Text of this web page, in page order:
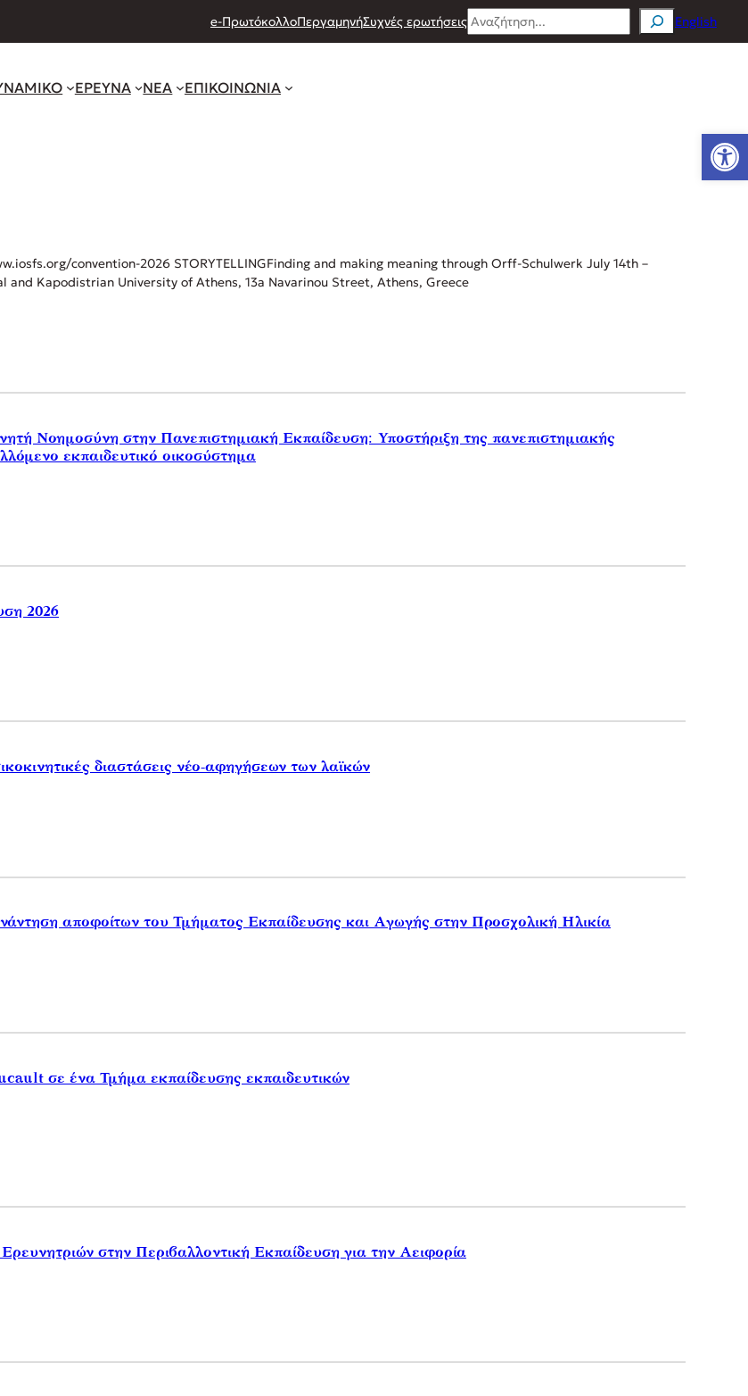
e-ΠρωτόκολλοΠεργαμηνήΣυχνές ερωτήσειςSearch English
ΕΡΕΥΝΑ ΝΕΑ ΕΠΙΚΟΙΝΩΝΙΑ
convention-2026 STORYTELLINGFinding and making meaning through Orff-Schulwerk July 14th –
Kapodistrian University of Athens, 13a Navarinou Street, Athens, Greece
Νοημοσύνη στην Πανεπιστημιακή Εκπαίδευση: Υποστήριξη της πανεπιστημιακής
εκπαιδευτικό οικοσύστημα
2026
διαστάσεις νέο-αφηγήσεων των λαϊκών
αποφοίτων του Τμήματος Εκπαίδευσης και Αγωγής στην Προσχολική Ηλικία
σε ένα Τμήμα εκπαίδευσης εκπαιδευτικών
στην Περιβαλλοντική Εκπαίδευση για την Αειφορία